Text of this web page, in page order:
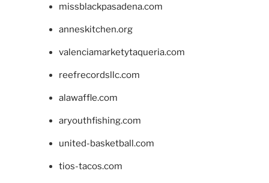
missblackpasadena.com
anneskitchen.org
valenciamarketytaqueria.com
reefrecordsllc.com
alawaffle.com
aryouthfishing.com
united-basketball.com
tios-tacos.com